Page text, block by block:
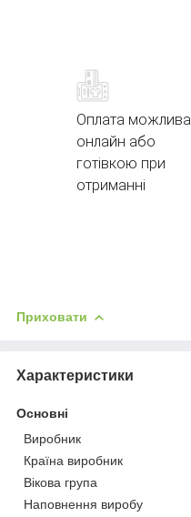
Оплата можлива
онлайн або
готівкою при
отриманні
Приховати
Характеристики
Основні
Виробник
Країна виробник
Вікова група
Наповнення виробу